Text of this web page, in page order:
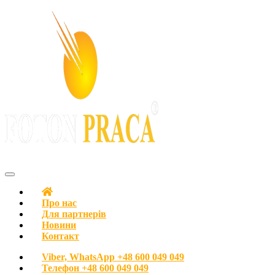
Про нас
Для партнерів
Новини
Контакт
Viber, WhatsApp +48 600 049 049
Телефон +48 600 049 049